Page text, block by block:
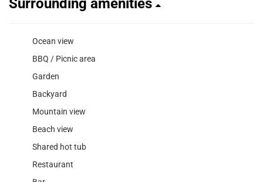
Surrounding amenities
Ocean view
BBQ / Picnic area
Garden
Backyard
Mountain view
Beach view
Shared hot tub
Restaurant